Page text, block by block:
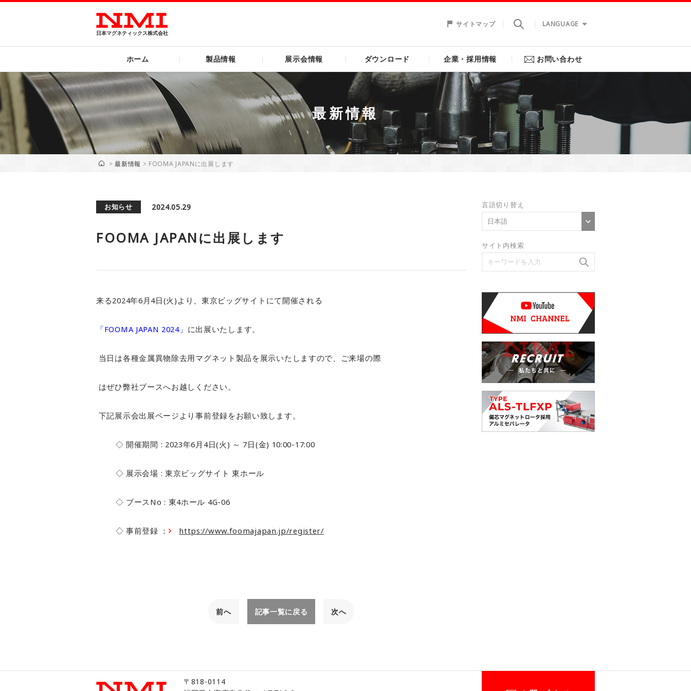
日本マグネティックス株式会社
サイトマップ LANGUAGE
ホーム 製品情報 展示会情報 ダウンロード 企業・採用情報 お問い合わせ
最新情報
>最新情報 > FOOMA JAPANに出展します
お知らせ 2024.05.29
FOOMA JAPANに出展します
来る2024年6月 4日(火 ) より、東京ビッグサイトにて開催される
「FOOMA JAPAN 2024」 に出展いたします。
当日は各種金属異物除去用マグネット製品を展示いたしますので、ご来場の際
はぜひ弊社ブースへお越しください。
下記展示会出展ページより事前登録をお願い致します。
◇ 開催期間 : 2023年6月 4日(火 ) ～ 7日(金) 10:00-17:00
◇ 展示会場 : 東京ビッグサイト 東ホール
◇ ブース No : 東4ホール 4G-06
◇ 事前登録 ： https://www.foomajapan.jp/register/
前へ 記事一覧に戻る 次へ
言語切り替え
サイト内検索
〒818-0114